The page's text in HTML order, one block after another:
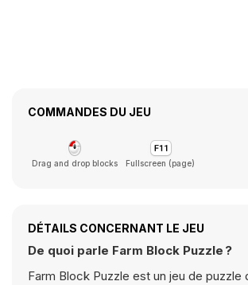
COMMANDES DU JEU
Drag and drop blocks Fullscreen (page)
DÉTAILS CONCERNANT LE JEU
De quoi parle Farm Block Puzzle ?
Farm Block Puzzle est un jeu de